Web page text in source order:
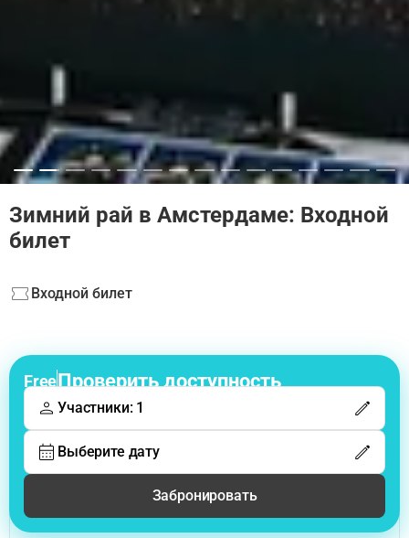
Зимний рай в Амстердаме: Входной
билет
Входной билет
FreeПроверить доступность
Участники: 1
Выберите дату
Забронировать